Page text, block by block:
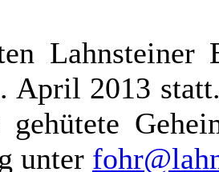
April 2013
gehütete
unter